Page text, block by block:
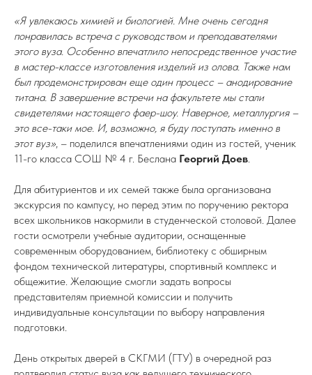
«Я увлекаюсь химией и биологией. Мне очень сегодня
понравилась встреча с руководством и преподавателями
этого вуза. Особенно впечатлило непосредственное участие
в мастер-классе изготовления изделий из олова. Также нам
был продемонстрирован еще один процесс – анодирование
титана. В завершение встречи на факультете мы стали
свидетелями настоящего фаер-шоу. Наверное, металлургия –
это все-таки мое. И, возможно, я буду поступать именно в
этот вуз», – поделился впечатлениями один из гостей, ученик
11-го класса СОШ № 4 г. Беслана Георгий Доев.
Для абитуриентов и их семей также была организована
экскурсия по кампусу, но перед этим по поручению ректора
всех школьников накормили в студенческой столовой. Далее
гости осмотрели учебные аудитории, оснащенные
современным оборудованием, библиотеку с обширным
фондом технической литературы, спортивный комплекс и
общежитие. Желающие смогли задать вопросы
представителям приемной комиссии и получить
индивидуальные консультации по выбору направления
подготовки.
День открытых дверей в СКГМИ (ГТУ) в очередной раз